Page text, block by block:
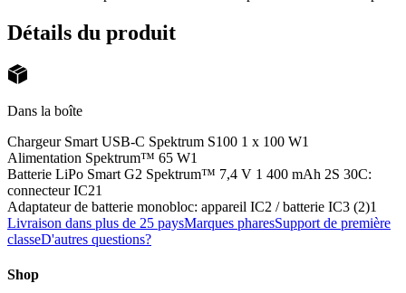
Détails du produit
Dans la boîte
Chargeur Smart USB-C Spektrum S100 1 x 100 W1
Alimentation Spektrum™ 65 W1
Batterie LiPo Smart G2 Spektrum™ 7,4 V 1 400 mAh 2S 30C:
connecteur IC21
Adaptateur de batterie monobloc: appareil IC2 / batterie IC3 (2)1
Livraison dans plus de 25 paysMarques pharesSupport de première
classeD'autres questions?
Shop